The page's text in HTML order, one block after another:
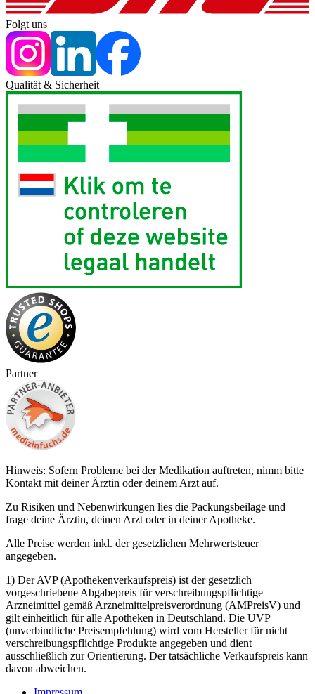
Folgt uns
Qualität & Sicherheit
Partner
Hinweis: Sofern Probleme bei der Medikation auftreten, nimm bitte
Kontakt mit deiner Ärztin oder deinem Arzt auf.
Zu Risiken und Nebenwirkungen lies die Packungsbeilage und
frage deine Ärztin, deinen Arzt oder in deiner Apotheke.
Alle Preise werden inkl. der gesetzlichen Mehrwertsteuer
angegeben.
1) Der AVP (Apothekenverkaufspreis) ist der gesetzlich
vorgeschriebene Abgabepreis für verschreibungspflichtige
Arzneimittel gemäß Arzneimittelpreisverordnung (AMPreisV) und
gilt einheitlich für alle Apotheken in Deutschland. Die UVP
(unverbindliche Preisempfehlung) wird vom Hersteller für nicht
verschreibungspflichtige Produkte angegeben und dient
ausschließlich zur Orientierung. Der tatsächliche Verkaufspreis kann
davon abweichen.